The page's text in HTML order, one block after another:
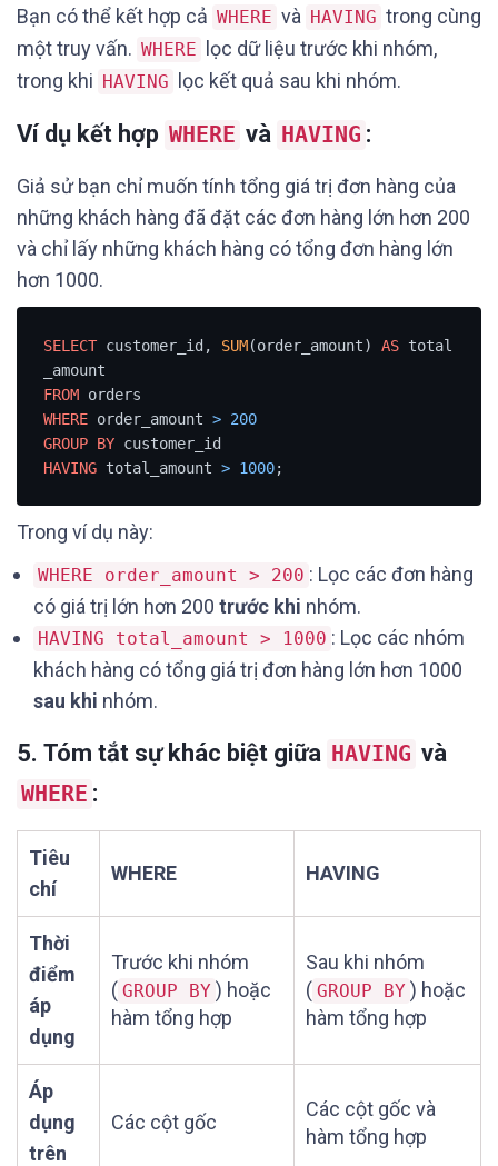
Bạn có thể kết hợp cả WHERE và HAVING trong cùng
một truy vấn. WHERE
lọc dữ liệu trước khi nhóm,
trong khi HAVING lọc kết quả sau khi nhóm.
Ví dụ kết hợp WHERE và HAVING :
Giả sử bạn chỉ muốn tính tổng giá trị đơn hàng của
những khách hàng đã đặt các đơn hàng lớn hơn 200
và chỉ lấy những khách hàng có tổng đơn hàng lớn
hơn 1000.
SELECT customer_id, SUM(order_amount) AS total
FROM
WHERE order_amount > 200
GROUP BY
customer_id
HAVING total_amount > 1000;
Trong ví dụ này:
WHERE order_amount > 200 : Lọc các đơn hàng
có giá trị lớn hơn 200 trước khi nhóm.
HAVING total_amount > 1000 : Lọc các nhóm
khách hàng có tổng giá trị đơn hàng lớn hơn 1000
sau khi nhóm.
5. Tóm tắt sự khác biệt giữa HAVING và
WHERE :
Tiêu
chí
WHERE HAVING
Thời
điểm
áp
dụng
Trước khi nhóm
( GROUP BY ) hoặc
hàm tổng hợp
Sau khi nhóm
( GROUP BY ) hoặc
hàm tổng hợp
Áp
dụng
trên
Các cột gốc
Các cột gốc và
hàm tổng hợp